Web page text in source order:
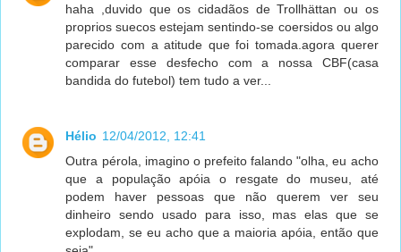
haha ,duvido que os cidadãos de Trollhättan ou os
proprios suecos estejam sentindo-se coersidos ou algo
parecido com a atitude que foi tomada.agora querer
comparar esse desfecho com a nossa CBF(casa
bandida do futebol) tem tudo a ver...
Hélio 12/04/2012, 12:41
Outra pérola, imagino o prefeito falando "olha, eu acho
que a população apóia o resgate do museu, até
podem haver pessoas que não querem ver seu
dinheiro sendo usado para isso, mas elas que se
explodam, se eu acho que a maioria apóia, então que